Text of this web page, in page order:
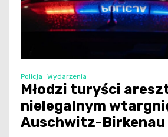
Policja Wydarzenia
Młodzi turyści
nielegalnym
Auschwitz-Birkenau